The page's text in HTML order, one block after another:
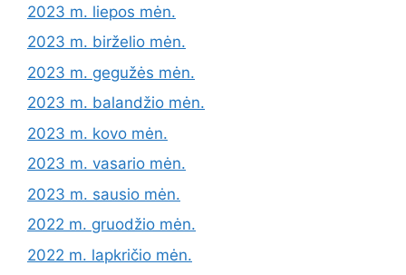
2023 m. liepos mėn.
2023 m. birželio mėn.
2023 m. gegužės mėn.
2023 m. balandžio mėn.
2023 m. kovo mėn.
2023 m. vasario mėn.
2023 m. sausio mėn.
2022 m. gruodžio mėn.
2022 m. lapkričio mėn.